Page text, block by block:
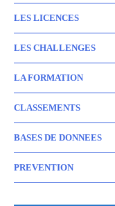
LES LICENCES
LES CHALLENGES
LA FORMATION
CLASSEMENTS
BASES DE DONNEES
PREVENTION